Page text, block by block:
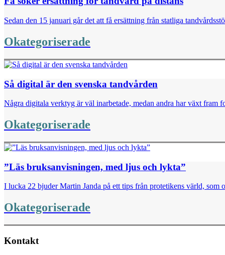
Sedan den 15 januari går det att få ersättning från statliga
Okategoriserade
Så digital är den svenska tandvården
Några digitala verktyg är väl inarbetade, medan andra har växt fram
Okategoriserade
”Läs bruksanvisningen, med ljus och lykta”
I lucka 22 bjuder Martin Janda på ett tips från protetikens värld, som
Okategoriserade
Kontakt